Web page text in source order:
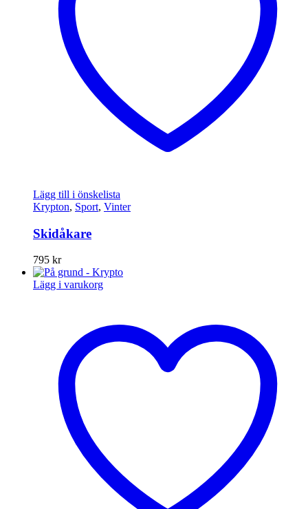
Lägg till i önskelista
Krypton, Sport, Vinter
Skidåkare
795 kr
Lägg i varukorg